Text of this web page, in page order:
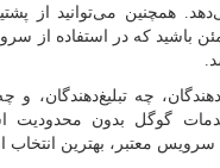
باشید که در استفاده از
چه تبلیغ‌دهندگان، و
گوگل بدون محدودیت
سرویس معتبر، بهترین